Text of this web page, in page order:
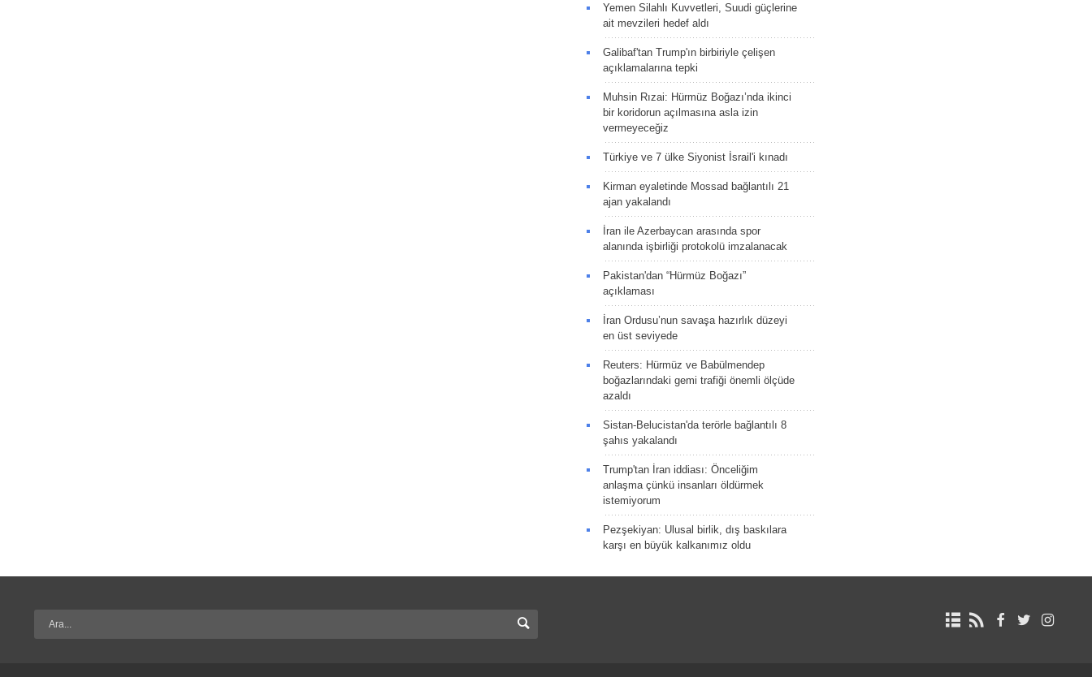
Yemen Silahlı Kuvvetleri, Suudi güçlerine
ait mevzileri hedef aldı
Galibaf'tan Trump'ın birbiriyle çelişen
açıklamalarına tepki
Muhsin Rızai: Hürmüz Boğazı’nda ikinci
bir koridorun açılmasına asla izin
vermeyeceğiz
Türkiye ve 7 ülke Siyonist İsrail'i kınadı
Kirman eyaletinde Mossad bağlantılı 21
ajan yakalandı
İran ile Azerbaycan arasında spor
alanında işbirliği protokolü imzalanacak
Pakistan'dan “Hürmüz Boğazı”
açıklaması
İran Ordusu’nun savaşa hazırlık düzeyi
en üst seviyede
Reuters: Hürmüz ve Babülmendep
boğazlarındaki gemi trafiği önemli ölçüde
azaldı
Sistan-Belucistan'da terörle bağlantılı 8
şahıs yakalandı
Trump'tan İran iddiası: Önceliğim
anlaşma çünkü insanları öldürmek
istemiyorum
Pezşekiyan: Ulusal birlik, dış baskılara
karşı en büyük kalkanımız oldu